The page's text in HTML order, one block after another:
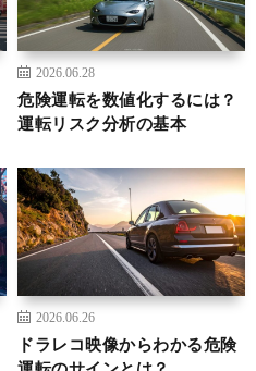
2026.06.28
危険運転を数値化するには？
運転リスク分析の基本
2026.06.26
ドラレコ映像からわかる危険